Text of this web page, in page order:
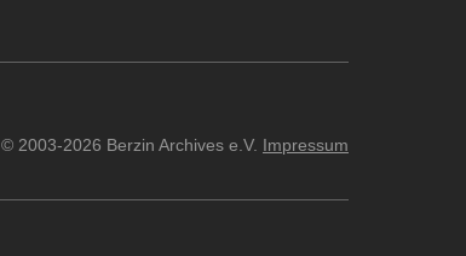
© 2003-2026 Berzin Archives e.V. Impressum